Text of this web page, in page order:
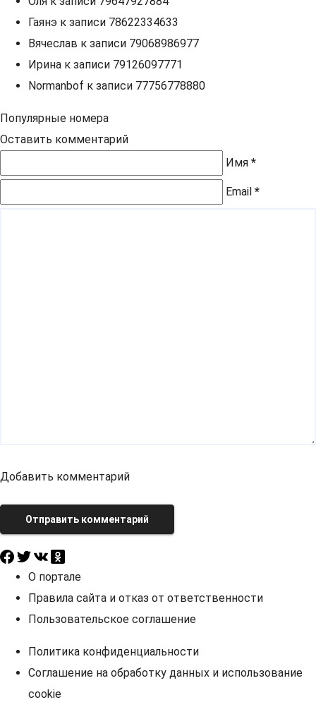
Гаянэ к записи 78622334633
Вячеслав к записи 79068986977
Ирина к записи 79126097771
Normanbof к записи 77756778880
Популярные номера
Оставить комментарий
Имя *
Email *
Добавить комментарий
Отправить комментарий
О портале
Правила сайта и отказ от ответственности
Пользовательское соглашение
Политика конфиденциальности
Соглашение на обработку данных и использование
cookie